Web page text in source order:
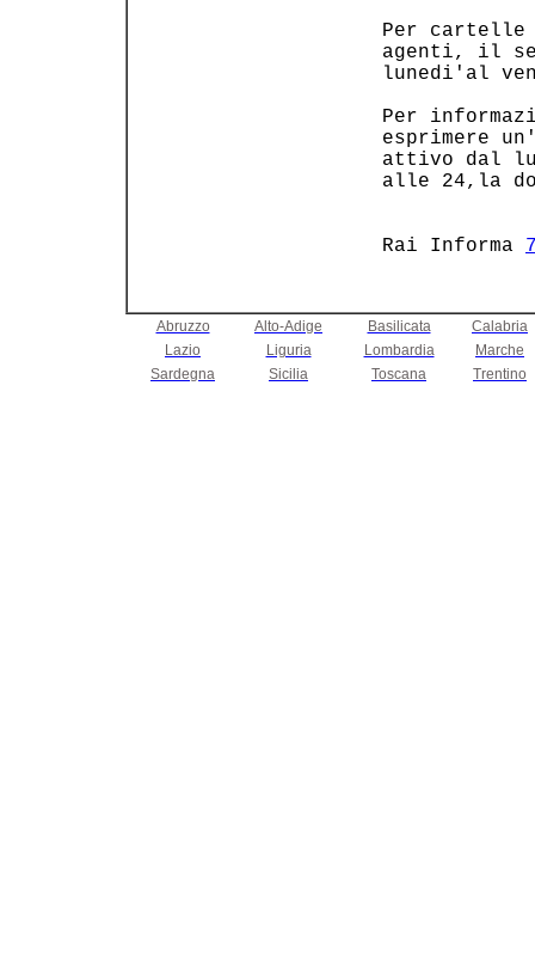
Per
agenti, il
lunedi'al
Per
esprimere
attivo dal
alle 24,la
   Rai Informa
Abruzzo Alto-Adige Basilicata
Calabria
Lazio
Liguria Lombardia
Marche
Sardegna
Sicilia Toscana Trentino